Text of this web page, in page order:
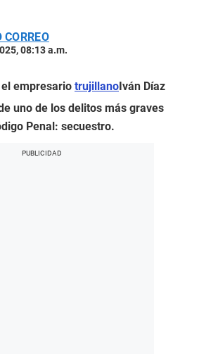
CORREO
08:13 a.m.
empresario trujillanoIván Díaz
uno de los delitos más graves
Penal: secuestro.